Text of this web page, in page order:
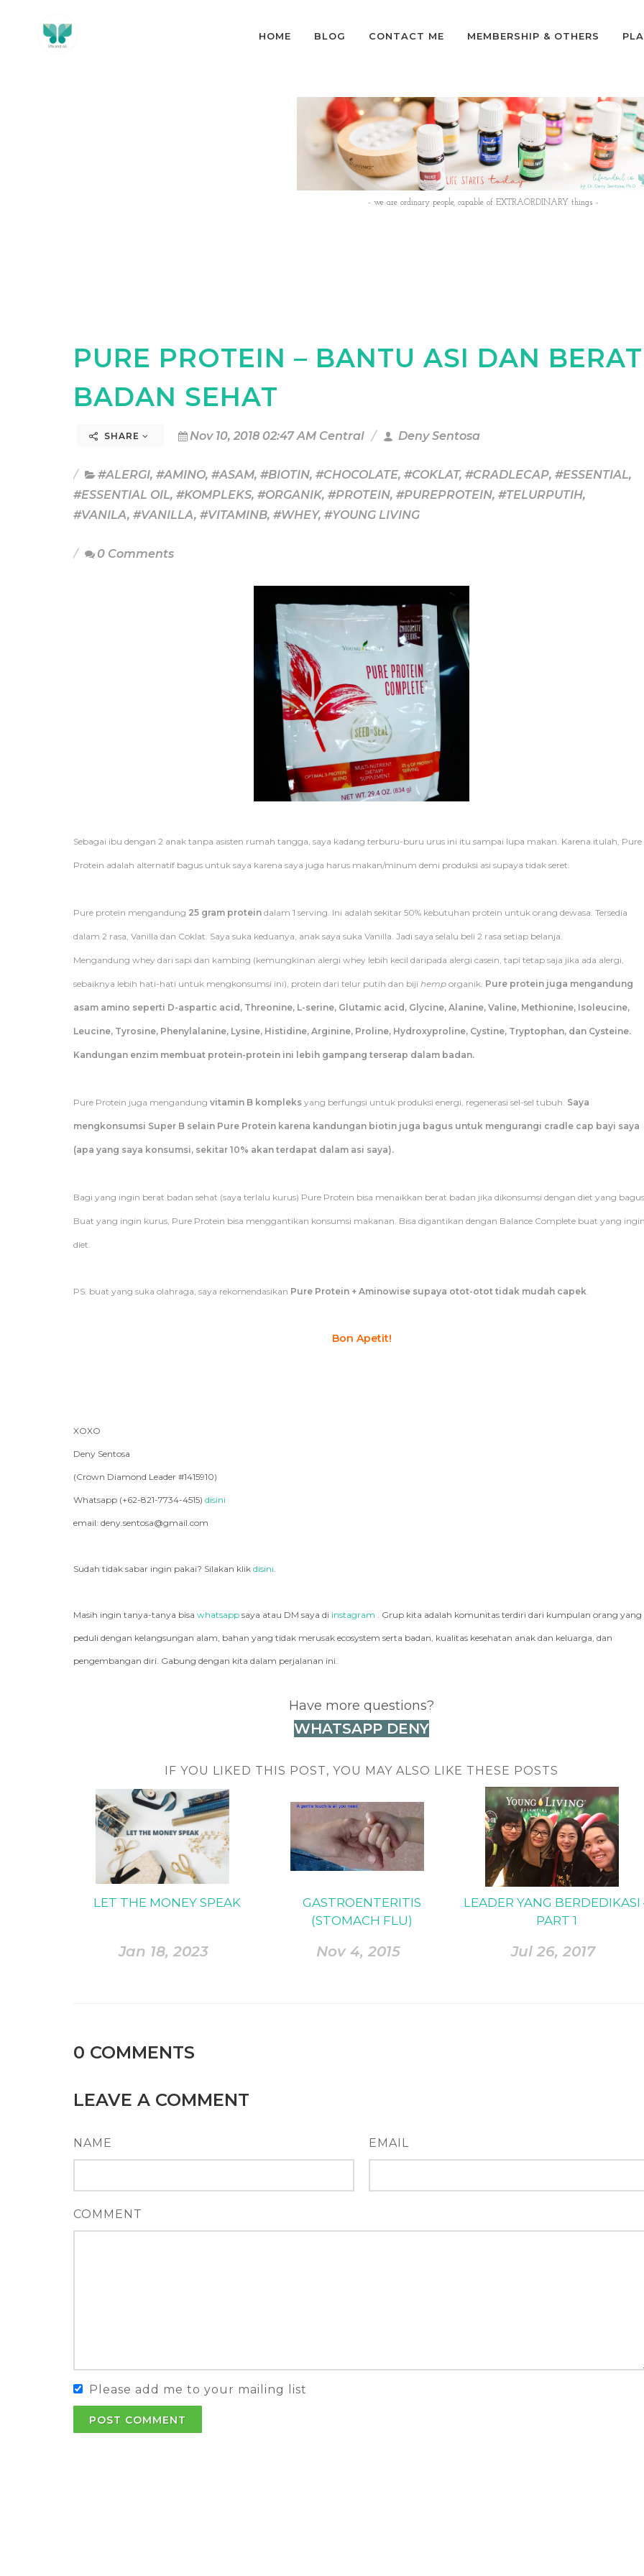
HOME BLOG CONTACT ME MEMBERSHIP & OTHERS
- we are ordinary people, capable of EXTRAORDINARY things -
PURE PROTEIN – BANTU ASI DAN BERAT
BADAN SEHAT
SHARE Nov 10, 2018 02:47 AM Central Deny Sentosa
#ALERGI, #AMINO, #ASAM, #BIOTIN, #CHOCOLATE, #COKLAT, #CRADLECAP, #ESSENTIAL,
#ESSENTIAL OIL, #KOMPLEKS, #ORGANIK, #PROTEIN, #PUREPROTEIN, #TELURPUTIH,
#VANILA, #VANILLA, #VITAMINB, #WHEY, #YOUNG LIVING
0 Comments
Sebagai ibu dengan 2 anak tanpa asisten rumah tangga, saya kadang terburu-buru urus ini itu sampai lupa makan. Karena itulah, Pure
Protein adalah alternatif bagus untuk saya karena saya juga harus makan/minum demi produksi asi supaya tidak seret.
Pure protein mengandung 25 gram protein dalam 1 serving. Ini adalah sekitar 50% kebutuhan protein untuk orang dewasa. Tersedia
dalam 2 rasa, Vanilla dan Coklat. Saya suka keduanya, anak saya suka Vanilla. Jadi saya selalu beli 2 rasa setiap belanja.
Mengandung whey dari sapi dan kambing (kemungkinan alergi whey lebih kecil daripada alergi casein, tapi tetap saja jika ada alergi,
sebaiknya lebih hati-hati untuk mengkonsumsi ini), protein dari telur putih dan biji hemp organik. Pure protein juga mengandung
asam amino seperti D-aspartic acid, Threonine, L-serine, Glutamic acid, Glycine, Alanine, Valine, Methionine, Isoleucine,
Leucine, Tyrosine, Phenylalanine, Lysine, Histidine, Arginine, Proline, Hydroxyproline, Cystine, Tryptophan, dan Cysteine.
Kandungan enzim membuat protein-protein ini lebih gampang terserap dalam badan.
Pure Protein juga mengandung vitamin B kompleks yang berfungsi untuk produksi energi, regenerasi sel-sel tubuh. Saya
mengkonsumsi Super B selain Pure Protein karena kandungan biotin juga bagus untuk mengurangi cradle cap bayi saya
(apa yang saya konsumsi, sekitar 10% akan terdapat dalam asi saya).
Bagi yang ingin berat badan sehat (saya terlalu kurus) Pure Protein bisa menaikkan berat badan jika dikonsumsi dengan diet yang bagus.
Buat yang ingin kurus, Pure Protein bisa menggantikan konsumsi makanan. Bisa digantikan dengan Balance Complete buat yang ingin
diet.
PS. buat yang suka olahraga, saya rekomendasikan Pure Protein + Aminowise supaya otot-otot tidak mudah capek
Bon Apetit!
XOXO
Deny Sentosa
(Crown Diamond Leader #1415910)
Whatsapp (+62-821-7734-4515) disini
email: deny.sentosa@gmail.com
Sudah tidak sabar ingin pakai? Silakan klik disini
Masih ingin tanya-tanya bisa whatsapp saya atau DM saya di instagram . Grup kita adalah komunitas terdiri dari kumpulan orang yang
peduli dengan kelangsungan alam, bahan yang tidak merusak ecosystem serta badan, kualitas kesehatan anak dan keluarga, dan
pengembangan diri. Gabung dengan kita dalam perjalanan ini.
Have more questions?
WHATSAPP DENY
IF YOU LIKED THIS POST, YOU MAY ALSO LIKE THESE POSTS
LET THE MONEY SPEAK
Jan 18, 2023
GASTROENTERITIS
(STOMACH FLU)
Nov 4, 2015
LEADER YANG BERDEDIKASI
PART 1
Jul 26, 2017
0 COMMENTS
LEAVE A COMMENT
NAME EMAIL
COMMENT
Please add me to your mailing list
POST COMMENT